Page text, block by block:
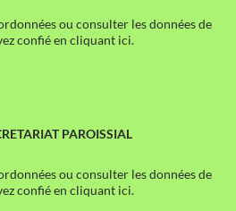
ou consulter les données de
confié en cliquant ici.
PAROISSIAL
ou consulter les données de
confié en cliquant ici.